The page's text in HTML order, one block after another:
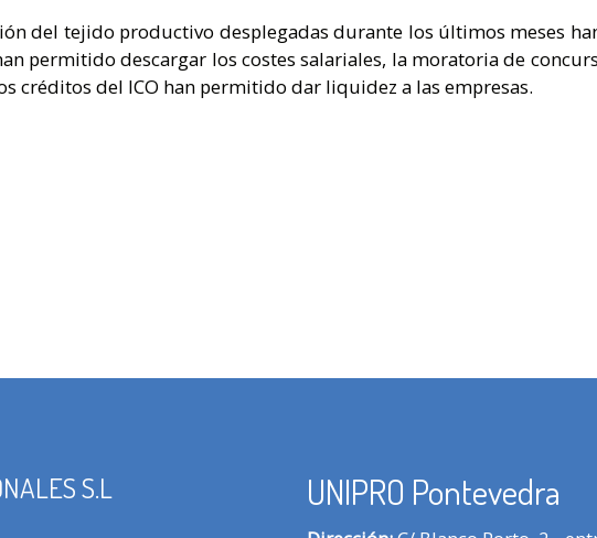
del tejido productivo desplegadas durante los últimos meses
permitido descargar los costes salariales, la moratoria de
créditos del ICO han permitido dar liquidez a las empresas.
S.L UNIPRO Pontevedra